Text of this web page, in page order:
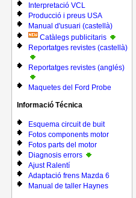
Interpretació VCL
Producció i preus USA
Manual d'usuari (castellà)
Catàlegs publicitaris
Reportatges revistes (castellà)
Reportatges revistes (anglés)
Maquetes del Ford Probe
Informació Técnica
Esquema circuit de buit
Fotos components motor
Fotos parts del motor
Diagnosis errors
Ajust Ralentí
Adaptació frens Mazda 6
Manual de taller Haynes